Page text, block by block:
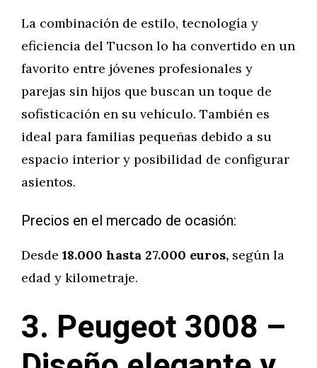
La combinación de estilo, tecnología y
eficiencia del Tucson lo ha convertido en un
favorito entre jóvenes profesionales y
parejas sin hijos que buscan un toque de
sofisticación en su vehículo. También es
ideal para familias pequeñas debido a su
espacio interior y posibilidad de configurar
asientos.
Precios en el mercado de ocasión:
Desde 18.000 hasta 27.000 euros, según la
edad y kilometraje.
3. Peugeot 3008 –